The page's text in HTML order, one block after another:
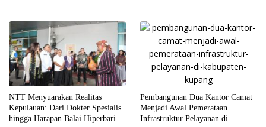
NTT Menyuarakan Realitas
Kepulauan: Dari Dokter Spesialis
hingga Harapan Balai Hiperbarik
Pembangunan Dua Kantor Camat
Menjadi Awal Pemerataan
Infrastruktur Pelayanan di